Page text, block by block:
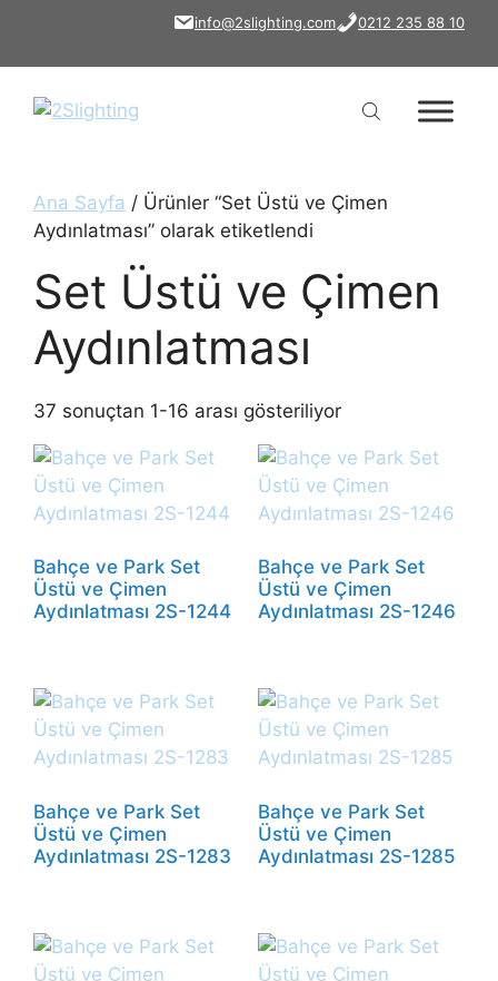
info@2slighting.com 0212 235 88 10
Ana Sayfa / Ürünler “Set Üstü ve Çimen
Aydınlatması” olarak etiketlendi
Set Üstü ve Çimen
Aydınlatması
37 sonuçtan 1-16 arası gösteriliyor
Bahçe ve Park Set
Üstü ve Çimen
Aydınlatması 2S-1244
Bahçe ve Park Set
Üstü ve Çimen
Aydınlatması 2S-1246
Bahçe ve Park Set
Üstü ve Çimen
Aydınlatması 2S-1283
Bahçe ve Park Set
Üstü ve Çimen
Aydınlatması 2S-1285